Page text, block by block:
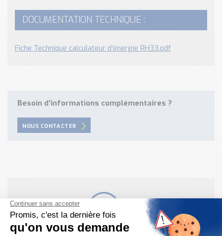
DOCUMENTATION TECHNIQUE :
Fiche Technique calculateur d’énergie RH33.pdf
Besoin d'informations complémentaires ?
NOUS CONTACTER